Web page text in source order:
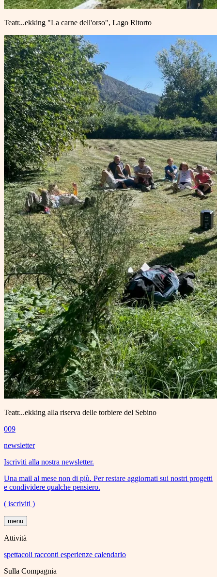
Teatr...ekking "La carne dell'orso", Lago Ritorto
Teatr...ekking alla riserva delle torbiere del Sebino
009
newsletter
Iscriviti alla nostra newsletter.
Una mail al mese non di più. Per restare aggiornati sui nostri progetti
e condividere qualche pensiero.
( iscriviti )
menu
Attività
spettacoli racconti esperienze calendario
Sulla Compagnia